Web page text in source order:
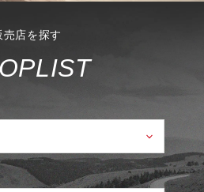
売店を探す
OPLIST